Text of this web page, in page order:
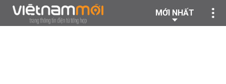
MỚI NHẤT